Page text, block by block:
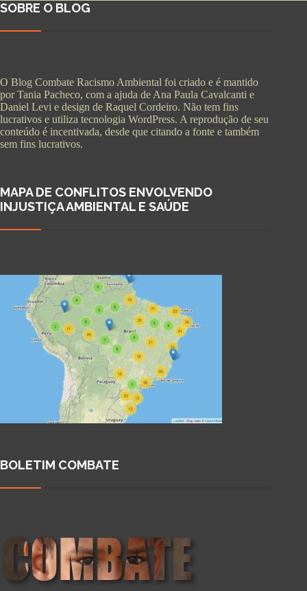
SOBRE O BLOG
O Blog Combate Racismo Ambiental foi criado e é mantido
por Tania Pacheco, com a ajuda de Ana Paula Cavalcanti e
Daniel Levi e design de Raquel Cordeiro. Não tem fins
lucrativos e utiliza tecnologia WordPress. A reprodução de seu
conteúdo é incentivada, desde que citando a fonte e também
sem fins lucrativos.
MAPA DE CONFLITOS ENVOLVENDO
INJUSTIÇA AMBIENTAL E SAÚDE
BOLETIM COMBATE